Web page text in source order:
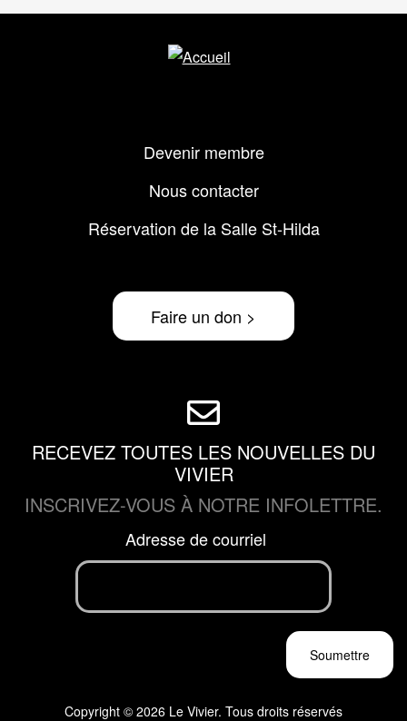
Devenir membre
Nous contacter
Réservation de la Salle St-Hilda
Faire un don >
RECEVEZ TOUTES LES NOUVELLES DU
VIVIER
INSCRIVEZ-VOUS À NOTRE INFOLETTRE.
Adresse de courriel
Copyright © 2026 Le Vivier. Tous droits réservés